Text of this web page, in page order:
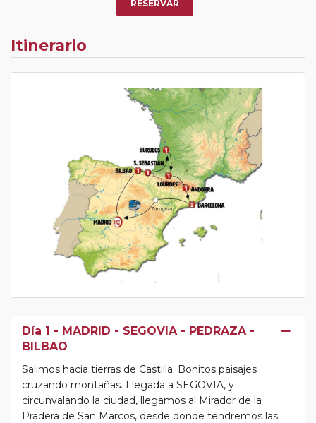
RESERVAR
Itinerario
Día 1 - MADRID - SEGOVIA - PEDRAZA -
BILBAO
Salimos hacia tierras de Castilla. Bonitos paisajes
cruzando montañas. Llegada a SEGOVIA, y
circunvalando la ciudad, llegamos al Mirador de la
Pradera de San Marcos, desde donde tendremos las